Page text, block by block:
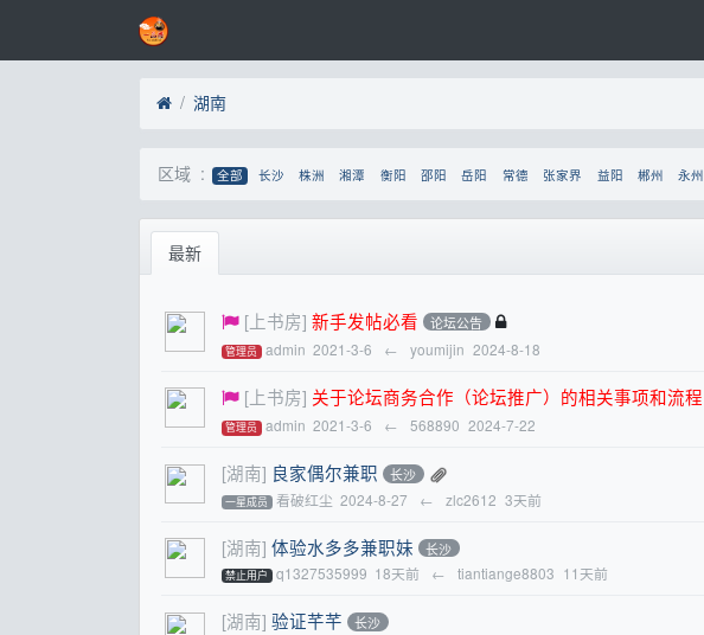
湖南
区域 : 全部 长沙 株洲 湘潭 衡阳 邵阳 岳阳 常德 张家界 益阳 郴州 永州
最新
[上书房] 新手发帖必看 论坛公告
管理员 admin 2021-3-6 ← youmijin 2024-8-18
[上书房] 关于论坛商务合作（论坛推广）的相关事项和流程
管理员 admin 2021-3-6 ← 568890 2024-7-22
[湖南] 良家偶尔兼职 长沙
一星成员 看破红尘 2024-8-27 ← zlc2612 3天前
[湖南] 体验水多多兼职妹 长沙
禁止用户 q1327535999 18天前 ← tiantiange8803 11天前
[湖南] 验证芊芊 长沙